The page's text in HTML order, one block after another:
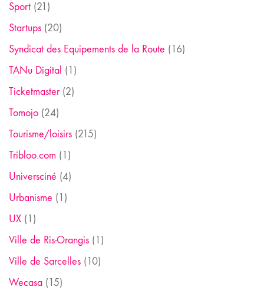
Sport (21)
Startups (20)
Syndicat des Equipements de la Route (16)
TANu Digital (1)
Ticketmaster(2)
Tomojo (24)
Tourisme/loisirs (215)
Tribloo.com (1)
Universciné (4)
Urbanisme (1)
UX (1)
Ville de Ris-Orangis (1)
Ville de Sarcelles (10)
Wecasa (15)